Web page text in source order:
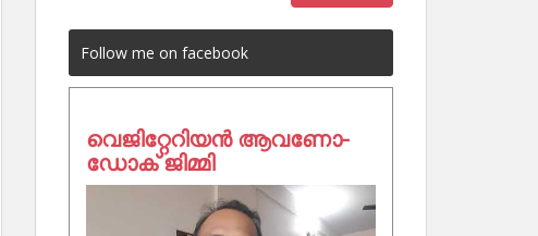
Follow me on facebook
വെജിറ്റേറിയൻ ആവണോ-
ഡോക് ജിമ്മി